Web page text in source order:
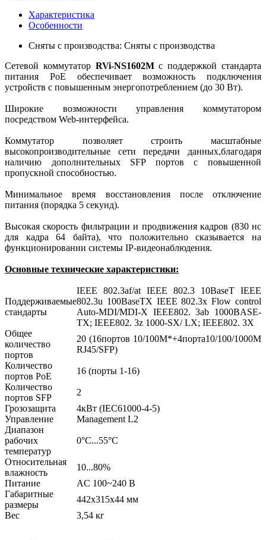
Характеристика
Особенности
Сняты с производства: Сняты с производства
Сетевой коммутатор RVi-NS1602Mс поддержкой стандарта
питания PoE обеспечивает возможность подключения
устройств с повышенным энергопотреблением (до 30 Вт).
Широкие возможности управления коммутатором
посредством Web-интерфейса.
Коммутатор позволяет строить масштабные
высокопроизводительные сети передачи данных,благодаря
наличию дополнительных SFP портов с повышенной
пропускной способностью.
Минимальное время восстановления после отключение
питания (порядка 5 секунд).
Высокая скорость фильтрации и продвижения кадров (830 нс
для кадра 64 байта), что положительно сказывается на
функционировании системы IP-видеонаблюдения.
Основные технические характеристики:
Поддерживаемые
стандарты
IEEE 802.3af/at IEEE 802.3 10BaseT IEEE
802.3u 100BaseTX IEEE 802.3x Flow control
Auto-MDI/MDI-X IEEE802. 3ab 1000BASE-
TX; IEEE802. 3z 1000-SX/ LX; IEEE802. 3X
Общее
количество
портов
20 (16портов 10/100M*+4порта10/100/1000M
RJ45/SFP)
Количество
портов PoE
16 (порты 1-16)
Количество
портов SFP
2
Грозозащита
4кВт (IEC61000-4-5)
Управление
Management L2
Диапазон
рабочих
температур
0°С...55°С
Относительная
влажность
10...80%
Питание
AC 100~240 В
Габаритные
размеры
442х315х44 мм
Вес
3,54 кг